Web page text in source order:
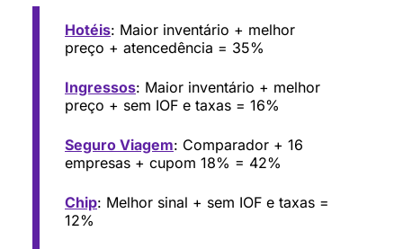
Hotéis: Maior inventário + melhor
preço + atencedência = 35%
Ingressos: Maior inventário + melhor
preço + sem IOF e taxas = 16%
Seguro Viagem: Comparador + 16
empresas + cupom 18% = 42%
Chip: Melhor sinal + sem IOF e taxas =
12%